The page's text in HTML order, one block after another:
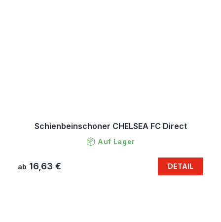
Schienbeinschoner CHELSEA FC Direct
Auf Lager
ab 16,63 € DETAIL